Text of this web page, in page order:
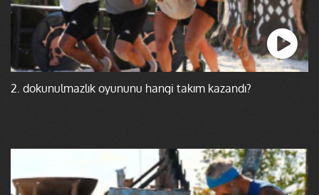
2. dokunulmazlık oyununu hangi takım kazandı?